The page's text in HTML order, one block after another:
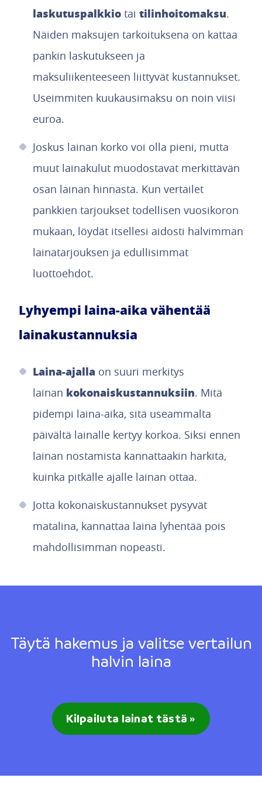
laskutuspalkkio tai tilinhoitomaksu.
Näiden maksujen tarkoituksena on kattaa
pankin laskutukseen ja
maksuliikenteeseen liittyvät kustannukset.
Useimmiten kuukausimaksu on noin viisi
euroa.
Joskus lainan korko voi olla pieni, mutta
muut lainakulut muodostavat merkittävän
osan lainan hinnasta. Kun vertailet
pankkien tarjoukset todellisen vuosikoron
mukaan, löydät itsellesi aidosti halvimman
lainatarjouksen ja edullisimmat
luottoehdot.
Lyhyempi laina-aika vähentää
lainakustannuksia
Laina-ajalla on suuri merkitys
lainan kokonaiskustannuksiin. Mitä
pidempi laina-aika, sitä useammalta
päivältä lainalle kertyy korkoa. Siksi ennen
lainan nostamista kannattaakin harkita,
kuinka pitkälle ajalle lainan ottaa.
Jotta kokonaiskustannukset pysyvät
matalina, kannattaa laina lyhentää pois
mahdollisimman nopeasti.
Täytä hakemus ja valitse vertailun
halvin laina
Kilpailuta lainat tästä »